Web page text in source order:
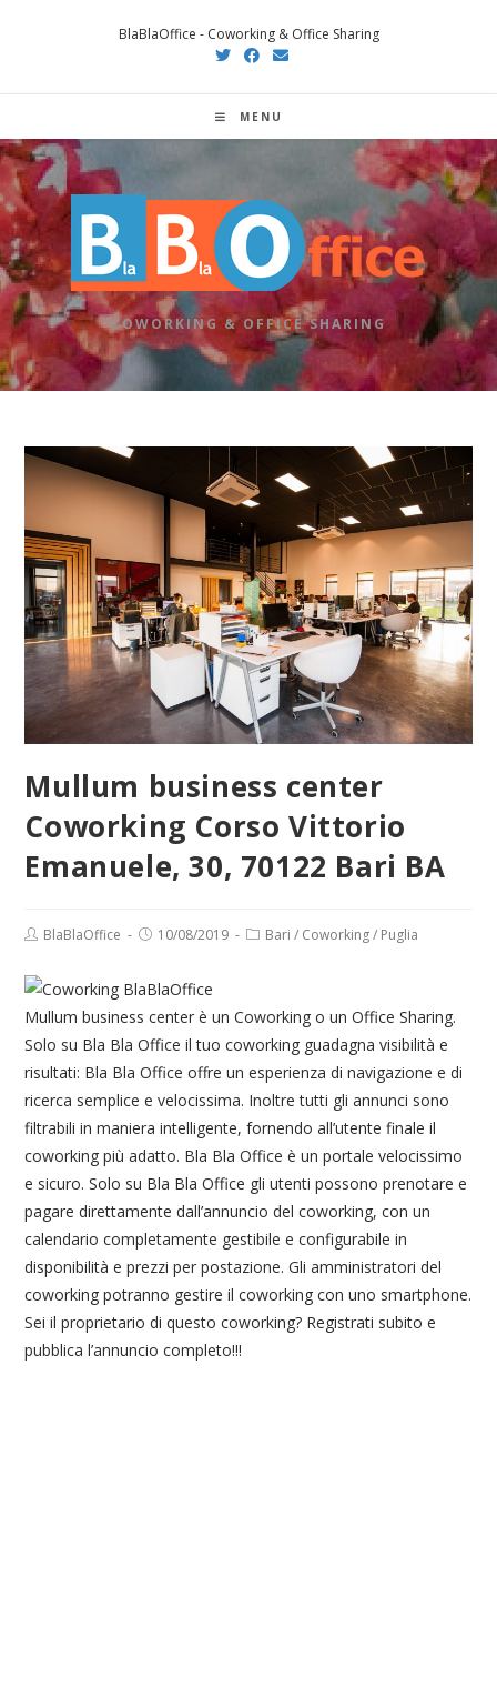
BlaBlaOffice - Coworking & Office Sharing
MENU
COWORKING & OFFICE SHARING
Mullum business center
Coworking Corso Vittorio
Emanuele, 30, 70122 Bari BA
PostBlaBlaOffice
Post10/08/2019
PostBari / Coworking / Puglia
Mullum business center è un Coworking o un Office Sharing.
Solo su Bla Bla Office il tuo coworking guadagna visibilità e
risultati: Bla Bla Office offre un esperienza di navigazione e di
ricerca semplice e velocissima. Inoltre tutti gli annunci sono
filtrabili in maniera intelligente, fornendo all’utente finale il
coworking più adatto. Bla Bla Office è un portale velocissimo
e sicuro. Solo su Bla Bla Office gli utenti possono prenotare e
pagare direttamente dall’annuncio del coworking, con un
calendario completamente gestibile e configurabile in
disponibilità e prezzi per postazione. Gli amministratori del
coworking potranno gestire il coworking con uno smartphone.
Sei il proprietario di questo coworking? Registrati subito e
pubblica l’annuncio completo!!!